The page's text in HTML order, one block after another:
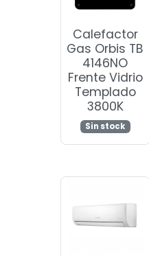
Calefactor
Gas Orbis TB
4146NO
Frente Vidrio
Templado
3800K
Sin stock